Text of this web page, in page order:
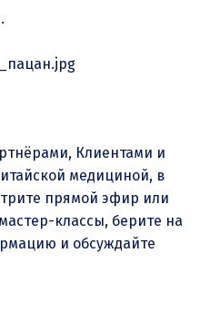
Клиентами и
медициной, в
прямой эфир или
классы, берите на
и обсуждайте